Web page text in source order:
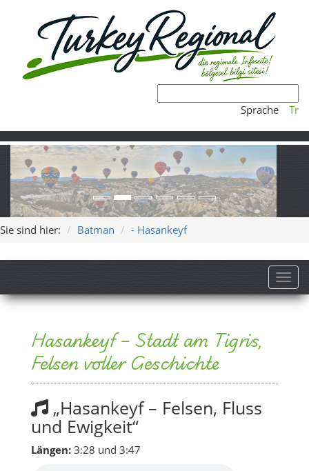
Sprache Tr
Sie sind hier: Batman - Hasankeyf
Hasankeyf – Stadt am Tigris,
Felsen voller Geschichte
„Hasankeyf – Felsen, Fluss
und Ewigkeit“
Längen: 3:28 und 3:47